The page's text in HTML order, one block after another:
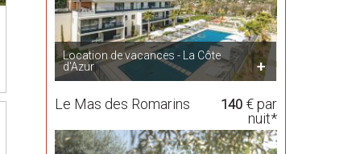
Location de vacances - La Côte
d'Azur
Le Mas des Romarins 140€ par
nuit*